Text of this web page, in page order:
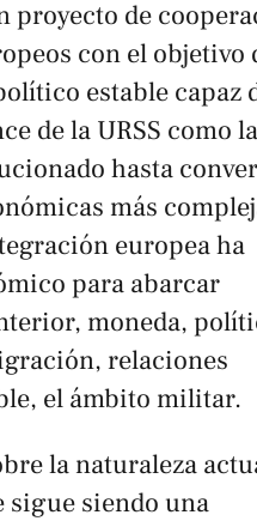
proyecto de
con el objetivo
estable capaz
de la URSS como
hasta
más
europea ha
para abarcar
moneda,
relaciones
el ámbito militar.
la naturaleza
sigue siendo una